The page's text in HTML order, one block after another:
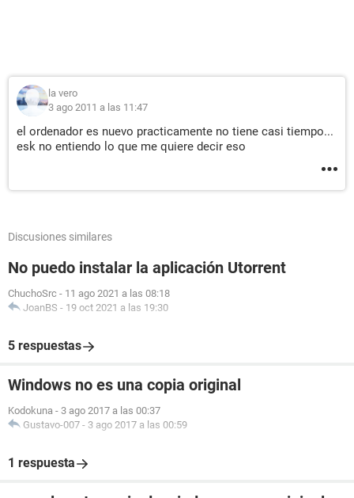
la vero
3 ago 2011 a las 11:47
el ordenador es nuevo practicamente no tiene casi tiempo...
esk no entiendo lo que me quiere decir eso
Discusiones similares
No puedo instalar la aplicación Utorrent
ChuchoSrc - 11 ago 2021 a las 08:18
JoanBS - 19 oct 2021 a las 19:30
5 respuestas
Windows no es una copia original
Kodokuna - 3 ago 2017 a las 00:37
Gustavo-007 - 3 ago 2017 a las 00:59
1 respuesta